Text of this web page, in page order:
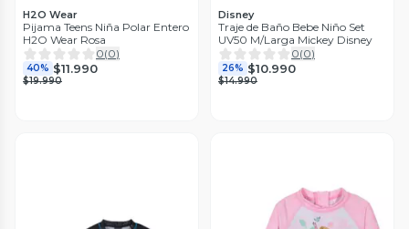
H2O Wear
Pijama Teens Niña Polar Entero
H2O Wear Rosa
0(0)
40% $11.990
$19.990
Disney
Traje de Baño Bebe Niño Set
UV50 M/Larga Mickey Disney
0(0)
26% $10.990
$14.990